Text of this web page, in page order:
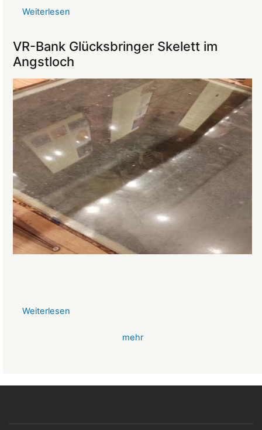
Weiterlesen
Mittelalter
begeistert
die
Teilnehmer:innen
VR-Bank Glücksbringer Skelett im
Angstloch
Weiterlesen
mehr